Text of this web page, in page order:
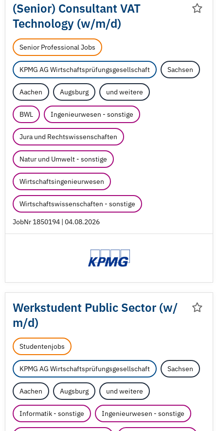
(Senior) Consultant VAT
Technology (w/m/d)
Senior Professional Jobs
KPMG AG Wirtschaftsprüfungsgesellschaft Sachsen
Aachen Augsburg und weitere
BWL Ingenieurwesen - sonstige
Jura und Rechtswissenschaften
Natur und Umwelt - sonstige
Wirtschaftsingenieurwesen
Wirtschaftswissenschaften - sonstige
JobNr 1850194 | 04.08.2026
Werkstudent Public Sector (w/
m/d)
Studentenjobs
KPMG AG Wirtschaftsprüfungsgesellschaft Sachsen
Aachen Augsburg und weitere
Informatik - sonstige Ingenieurwesen - sonstige